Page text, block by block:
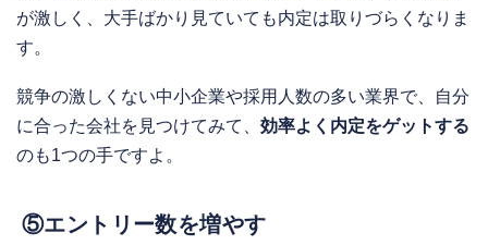
が激しく、大手ばかり見ていても内定は取りづらくなりま
す。
競争の激しくない中小企業や採用人数の多い業界で、自分
に合った会社を見つけてみて、 効率よく内定をゲットする
のも1つの手ですよ。
⑤エントリー数を増やす